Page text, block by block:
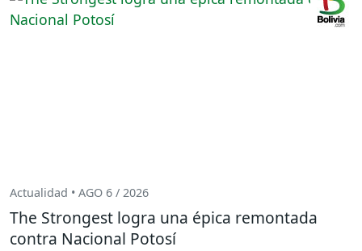
Actualidad • AGO 6 / 2026
The Strongest logra una épica remontada
contra Nacional Potosí